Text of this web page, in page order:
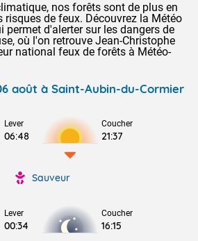
nos forêts sont de plus en
risques de feux. Découvrez la Météo
permet d'alerter sur les dangers de
où l'on retrouve Jean-Christophe
national feux de forêts à Météo-
août à Saint-Aubin-du-Cormier
Lever
06:48
Coucher
21:37
Sauveur
Lever
00:34
Coucher
16:15